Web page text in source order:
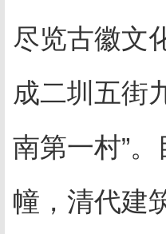
尽览古徽文
成二圳五街
南第一村”。
幢，清代建